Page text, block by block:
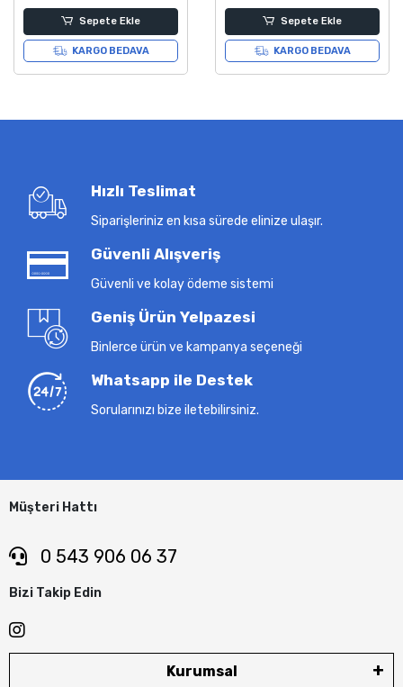
Sepete Ekle
KARGO BEDAVA
Sepete Ekle
KARGO BEDAVA
Hızlı Teslimat
Siparişleriniz en kısa sürede elinize ulaşır.
Güvenli Alışveriş
Güvenli ve kolay ödeme sistemi
Geniş Ürün Yelpazesi
Binlerce ürün ve kampanya seçeneği
Whatsapp ile Destek
Sorularınızı bize iletebilirsiniz.
Müşteri Hattı
0 543 906 06 37
Bizi Takip Edin
Kurumsal